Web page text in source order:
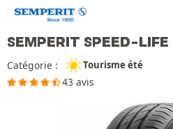
SEMPERIT SPEED-LIFE
Catégorie : Tourisme été
43 avis